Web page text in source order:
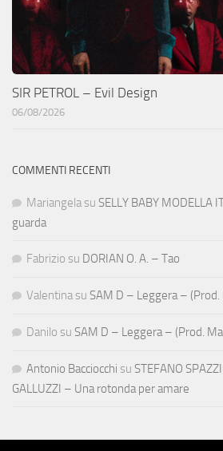
SIR PETROL – Evil Design
06/08/2026
COMMENTI RECENTI
Mariangela su SELLY BABY MODELLA
guarda
Fabrizio su DORIAN O. A. – Tao
Valentina su SAM D – Leggera – (Prod.
Danilo su SAM D – Leggera – (Prod.
Antonio Bacciocchi su STEFANO
GALLUZZI – Una rotonda per amare